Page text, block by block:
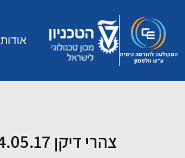
אודות
צהרי דיקן 24.05.17